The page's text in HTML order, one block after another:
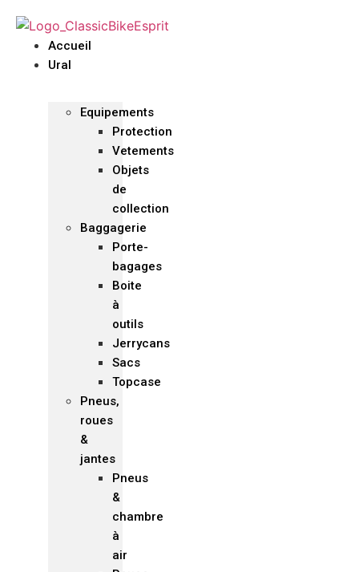
Accueil
Ural
Equipements
Protection
Vetements
Objets
de
collection
Baggagerie
Porte-
bagages
Boite
à
outils
Jerrycans
Sacs
Topcase
Pneus,
roues
&
jantes
Pneus
&
chambre
à
air